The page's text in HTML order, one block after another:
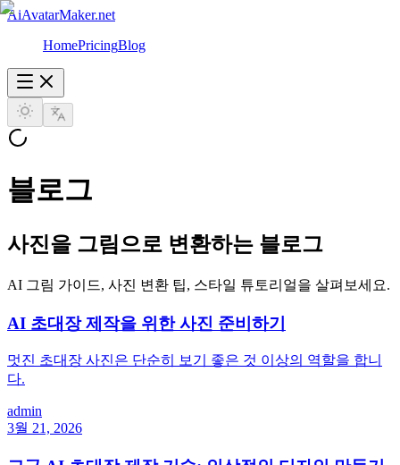
AiAvatarMaker.net
HomePricingBlog
블로그
사진을 그림으로 변환하는 블로그
AI 그림 가이드, 사진 변환 팁, 스타일 튜토리얼을 살펴보세요.
AI 초대장 제작을 위한 사진 준비하기
멋진 초대장 사진은 단순히 보기 좋은 것 이상의 역할을 합니
다.
admin
3월 21, 2026